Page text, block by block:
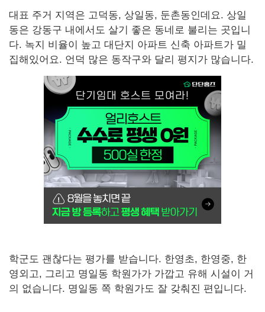
대표 주거 지역은 고덕동, 상일동, 둔촌동인데요. 상일
동은 강동구 내에서도 살기 좋은 동네로 불리는 곳입니
다. 녹지 비율이 높고 대단지 아파트 신축 아파트가 밀
집해있어요. 언덕 많은 동작구와 달리 평지가 많습니다.
학군도 괜찮다는 평가를 받습니다. 한영초, 한영중, 한
영외고, 그리고 명일동 학원가가 가깝고 유해 시설이 거
의 없습니다. 명일동 쪽 학원가도 잘 갖춰진 편입니다.